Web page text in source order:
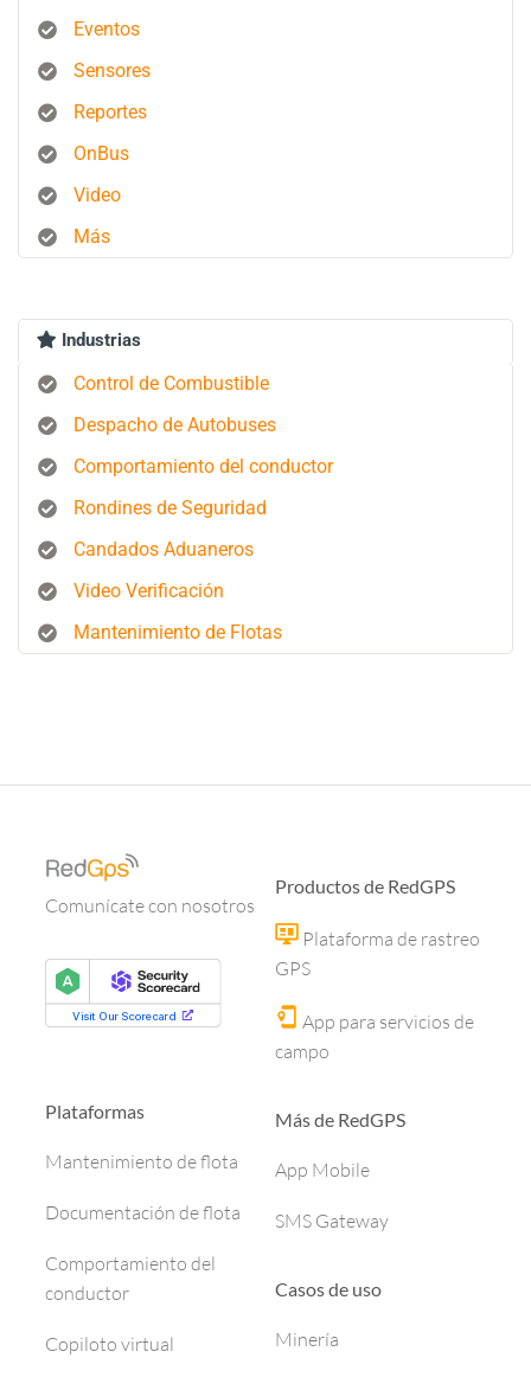
Eventos
Sensores
Reportes
OnBus
Video
Más
Industrias
Control de Combustible
Despacho de Autobuses
Comportamiento del conductor
Rondines de Seguridad
Candados Aduaneros
Video Verificación
Mantenimiento de Flotas
Comunícate con nosotros
Plataformas
Mantenimiento de flota
Documentación de flota
Comportamiento del
conductor
Copiloto virtual
Productos de RedGPS
Plataforma de rastreo
GPS
App para servicios de
campo
Más de RedGPS
App Mobile
SMS Gateway
Casos de uso
Minería